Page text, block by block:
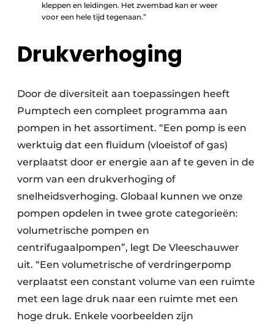
kleppen en leidingen. Het zwembad kan er weer
voor een hele tijd tegenaan.”
Drukverhoging
Door de diversiteit aan toepassingen heeft
Pumptech een compleet programma aan
pompen in het assortiment. “Een pomp is een
werktuig dat een fluïdum (vloeistof of gas)
verplaatst door er energie aan af te geven in de
vorm van een drukverhoging of
snelheidsverhoging. Globaal kunnen we onze
pompen opdelen in twee grote categorieën:
volumetrische pompen en
centrifugaalpompen”, legt De Vleeschauwer
uit. “Een volumetrische of verdringerpomp
verplaatst een constant volume van een ruimte
met een lage druk naar een ruimte met een
hoge druk. Enkele voorbeelden zijn